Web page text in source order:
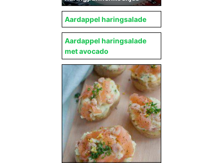
Aardappel haringsalade
Aardappel haringsalade
met avocado